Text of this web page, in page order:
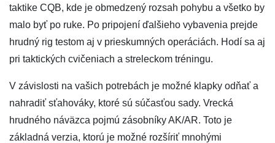
taktike CQB, kde je obmedzený rozsah pohybu a všetko by
malo byť po ruke. Po pripojení ďalšieho vybavenia prejde
hrudný rig testom aj v prieskumných operáciách. Hodí sa aj
pri taktických cvičeniach a streleckom tréningu.
V závislosti na vašich potrebách je možné klapky odňať a
nahradiť sťahováky, ktoré sú súčasťou sady. Vrecká
hrudného náväzca pojmú zásobníky AK/AR. Toto je
základná verzia, ktorú je možné rozšíriť mnohými